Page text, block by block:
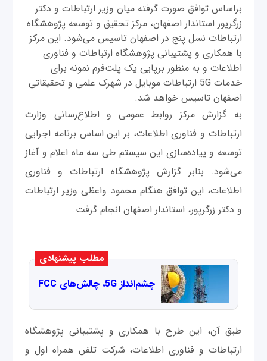
براساس توافق صورت گرفته میان وزیر ارتباطات و دکتر
زرگرپور استاندار اصفهان، مرکز تحقیق و توسعه پژوهشگاه
ارتباطات نسل پنج در اصفهان تاسیس می‌شود. این مرکز
با همکاری و پشتیبانی پژوهشگاه ارتباطات و فناوری
اطلاعات و به منظور برپایی یک پلت‌فرم نمونه برای
خدمات 5G ارتباطات موبایل در شهرک علمی و تحقیقاتی
اصفهان تاسیس خواهد شد.
به گزارش مرکز روابط عمومی و اطلاع‌رسانی وزارت
ارتباطات و فناوری اطلاعات، بر این اساس برنامه اجرایی
توسعه و پیاده‌سازی این سیستم طی سه ماه اعلام و آغاز
می‌شود. بنابر گزارش پژوهشگاه ارتباطات و فناوری
اطلاعات، این توافق هنگام محمود واعظی وزیر ارتباطات
و دکتر زرگرپور، استاندار اصفهان انجام گرفت.
مطلب پیشنهادی
چشم‌انداز 5G، چالش‌های FCC
طبق آن، این طرح با همکاری و پشتیبانی پژوهشگاه
ارتباطات و فناوری اطلاعات، شرکت تلفن همراه اول و